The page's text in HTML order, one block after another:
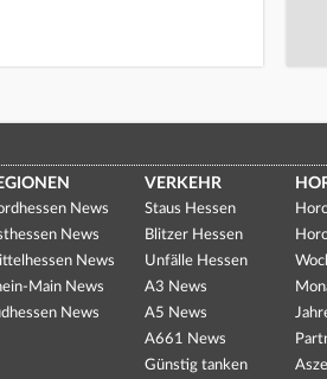
News
News
News
Main News
News
VERKEHR
Staus Hessen
Blitzer Hessen
Unfälle Hessen
A3 News
A5 News
A661 News
Günstig tanken